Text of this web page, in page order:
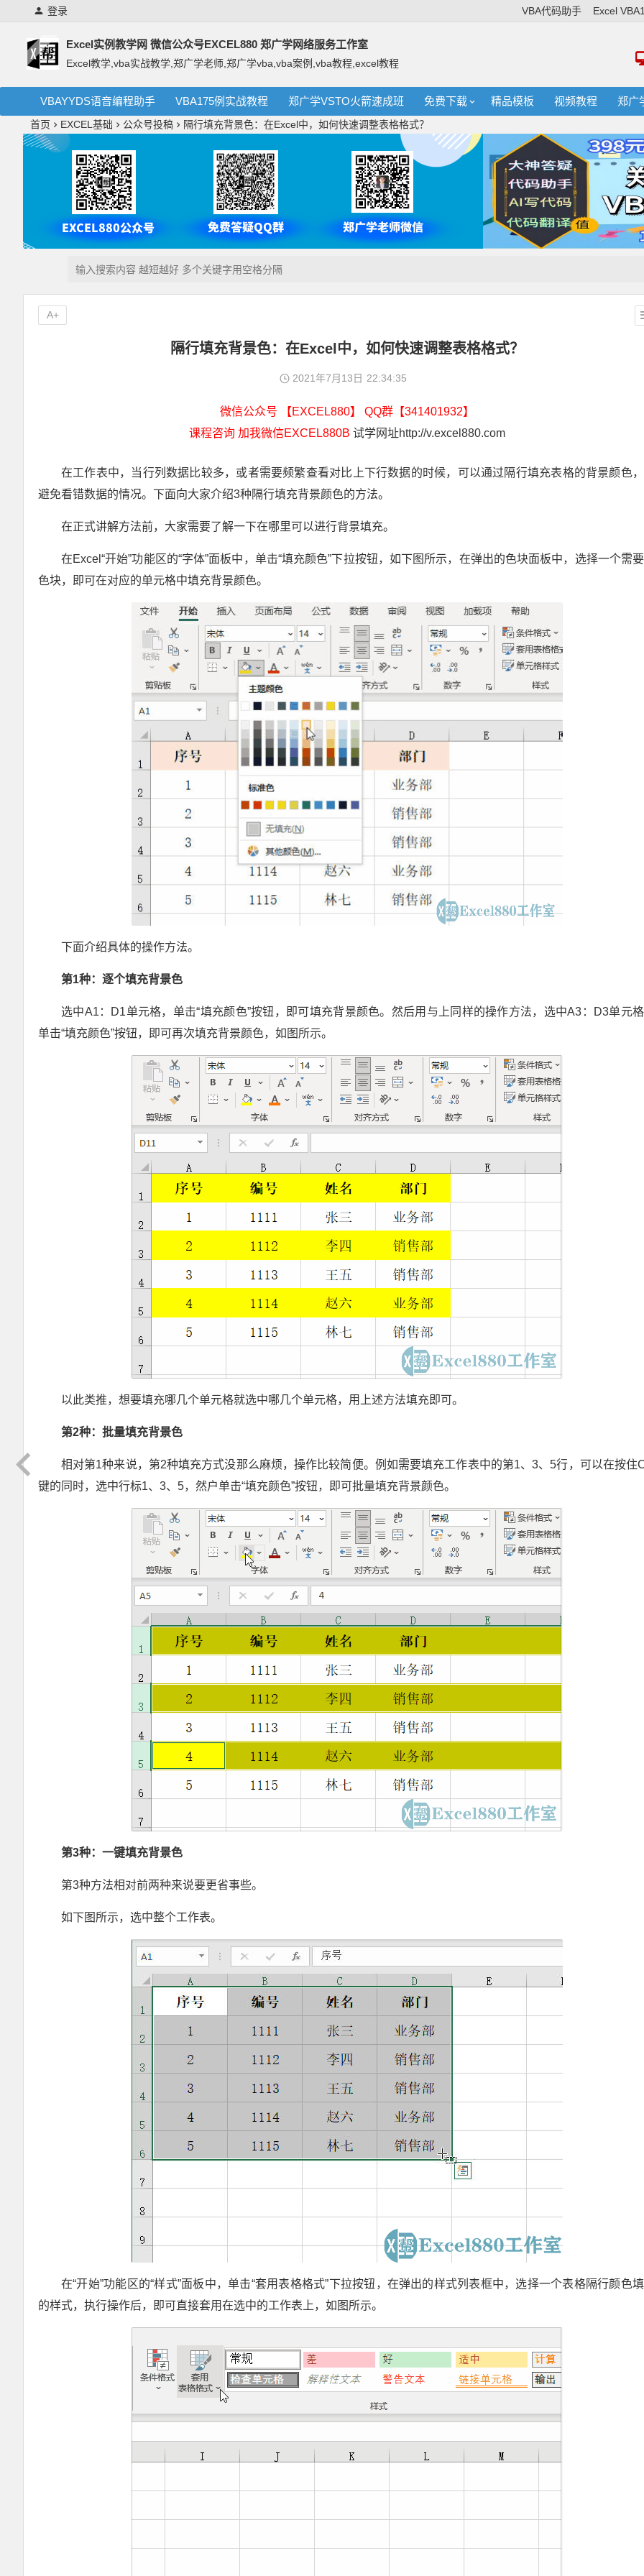
登录 VBA代码助手 Excel
Excel实例教学网 微信公众号EXCEL880 郑广学网络服务工作室
Excel教学,vba实战教学,郑广学老师,郑广学vba,vba案例,vba教程,excel教程
VBAYYDS语音编程助手 VBA175例实战教程 郑广学VSTO火箭速成班 免费下载 精品模板 视频教程 郑广
首页 EXCEL基础 公众号投稿 隔行填充背景色：在Excel中，如何快速调整表格格式？
隔行填充背景色：在Excel中，如何快速调整表格格式？
2021年7月13日 22:34:35
微信公众号 【EXCEL880】 QQ群【341401932】
课程咨询 加我微信EXCEL880B 试学网址http://v.excel880.com
在工作表中，当行列数据比较多，或者需要频繁查看对比上下行数据的时候，可以通过隔行填充表格的背景颜色
避免看错数据的情况。下面向大家介绍3种隔行填充背景颜色的方法。
在正式讲解方法前，大家需要了解一下在哪里可以进行背景填充。
在Excel“开始”功能区的“字体”面板中，单击“填充颜色”下拉按钮，如下图所示，在弹出的色块面板中，选择一个需
色块，即可在对应的单元格中填充背景颜色。
下面介绍具体的操作方法。
第1种：逐个填充背景色
选中A1：D1单元格，单击“填充颜色”按钮，即可填充背景颜色。然后用与上同样的操作方法，选中A3：D3单元
单击“填充颜色”按钮，即可再次填充背景颜色，如图所示。
以此类推，想要填充哪几个单元格就选中哪几个单元格，用上述方法填充即可。
第2种：批量填充背景色
相对第1种来说，第2种填充方式没那么麻烦，操作比较简便。例如需要填充工作表中的第1、3、5行，可以在按住
键的同时，选中行标1、3、5，然户单击“填充颜色”按钮，即可批量填充背景颜色。
第3种：一键填充背景色
第3种方法相对前两种来说要更省事些。
如下图所示，选中整个工作表。
在“开始”功能区的“样式”面板中，单击“套用表格格式”下拉按钮，在弹出的样式列表框中，选择一个表格隔行颜色
的样式，执行操作后，即可直接套用在选中的工作表上，如图所示。
A+
ExcelVBA日期控件美化 跟随单元格日期面板兼容32位+64位及WPS 窗体 日历控件 窗体跟随单元格代码 图文